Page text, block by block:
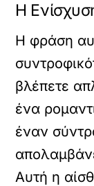
Η
Η φράση
βλέπετε
ένα
έναν
Αυτή η